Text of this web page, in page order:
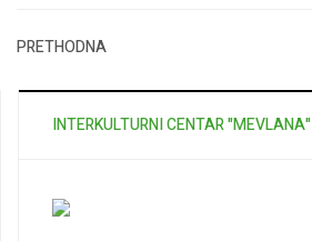
PRETHODNA
INTERKULTURNI CENTAR "MEVLANA"